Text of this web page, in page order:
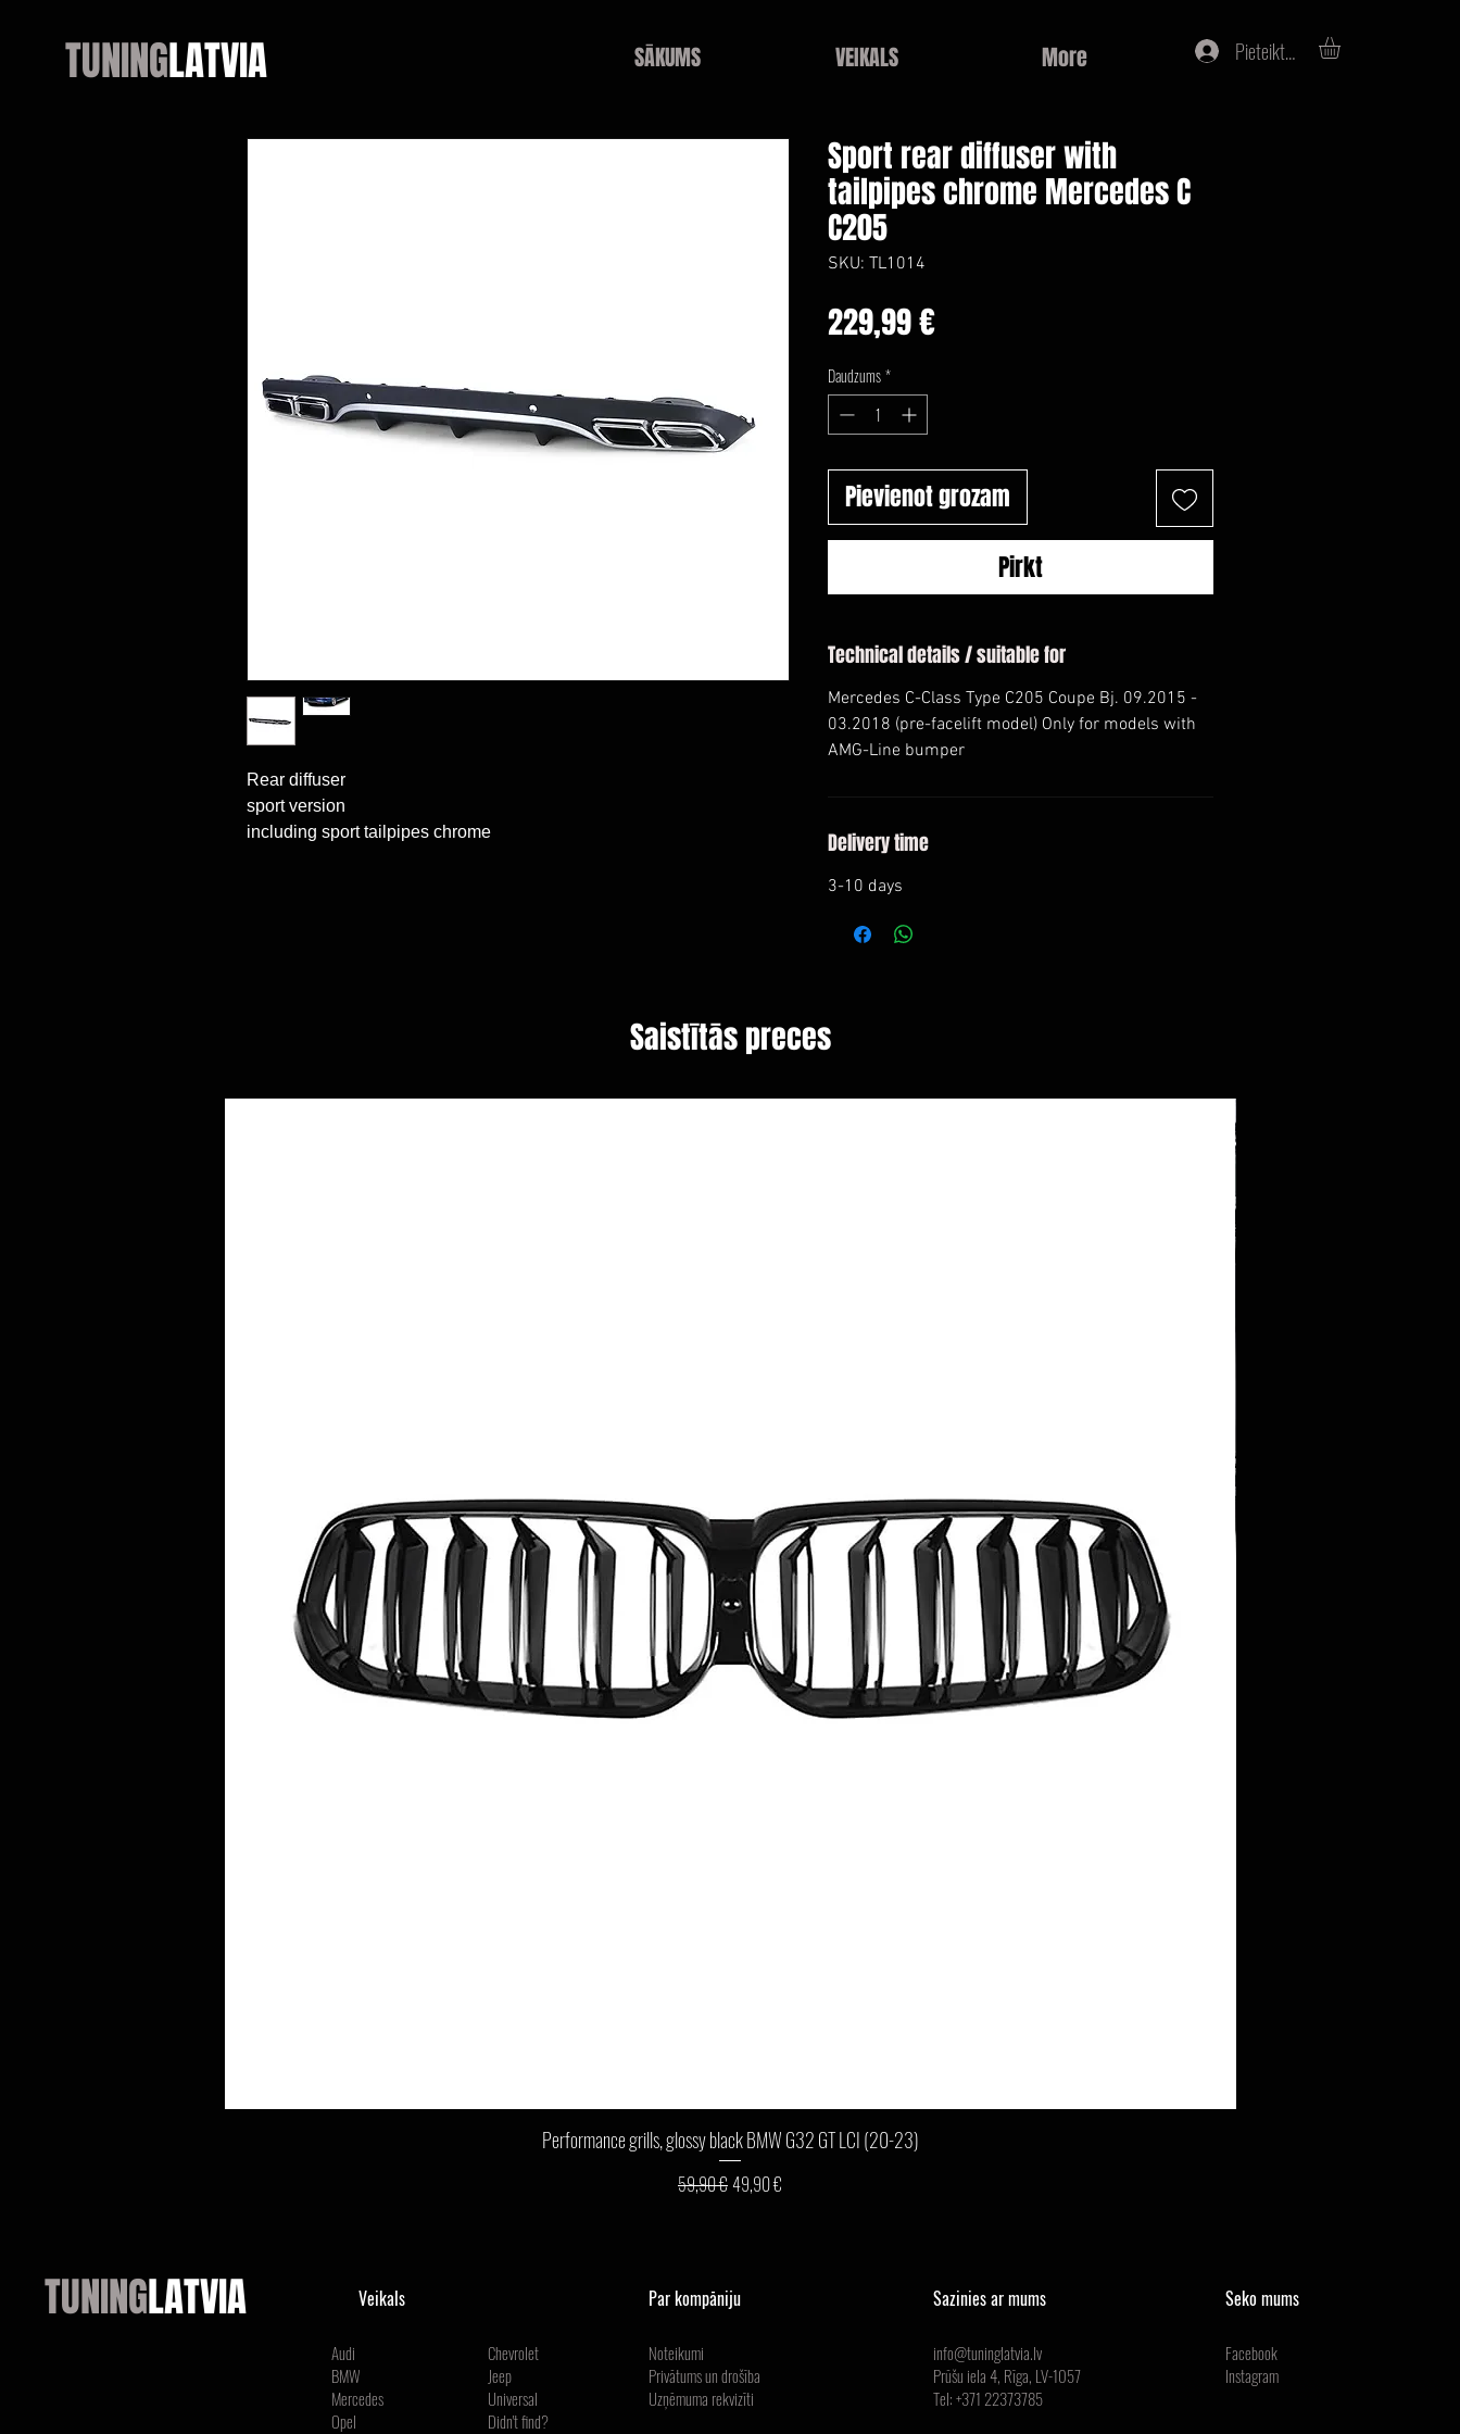
TUNINGLATVIA SĀKUMS VEIKALS More Pieteikties
Rear diffuser
sport version
including sport tailpipes chrome
Sport rear diffuser with
tailpipes chrome Mercedes C
C205
SKU: TL1014
229,99 €Cena
Daudzums*
Pievienot grozam
Pirkt
Technical details / suitable for
Mercedes C-Class Type C205 Coupe Bj. 09.2015 -
03.2018 (pre-facelift model) Only for models with
AMG-Line bumper
Delivery time
3-10 days
Saistītās preces
Ātrais skats
Performance grills, glossy black BMW G32 GT LCI (20-23)
Parastā cena
59,90 € Izpārdošanas cena
49,90 €
TUNINGLATVIA Veikals
Audi
BMW
Mercedes
Opel
Chevrolet
Jeep
Universal
Didn't find?
Par kompāniju
Noteikumi
Privātums un drošība
Uzņēmuma rekvizīti
Sazinies ar mums
info@tuninglatvia.lv
Prūšu iela 4, Rīga, LV-1057
Tel: +371 22373785
Seko mums
Facebook
Instagram